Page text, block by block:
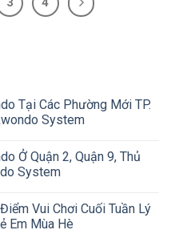
Tại Các Phường Mới TP.
System
Ở Quận 2, Quận 9, Thủ
System
Vui Chơi Cuối Tuần Lý
Em Mùa Hè